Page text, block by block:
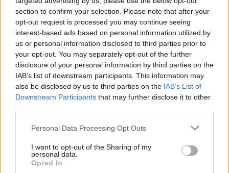
section to confirm your selection. Please note that after your
opt-out request is processed you may continue seeing
interest-based ads based on personal information utilized by
us or personal information disclosed to third parties prior to
your opt-out. You may separately opt-out of the further
disclosure of your personal information by third parties on the
IAB’s list of downstream participants. This information may
also be disclosed by us to third parties on the IAB’s List of
Downstream Participants that may further disclose it to other
Please note that this website/app uses one or more Google
not limited to your visit or usage behaviour. You may click to
grant or deny consent to Google and its third-party tags to
use your data for below specified purposes in below Google
Personal Data Processing Opt Outs
I want to opt-out of the Sharing of my
personal data.
Opted In
184
Καρυστιανού - Η επόμενη μέρα για την
«Ελπίδα για τη Δημοκρατία»
131 Canadair 515: Οι πρώτες εικόνες από την
κατασκευή του αεροσκάφους που θα
επιχειρεί και τη νύχτα στα μέτωπα της
φωτιάς
71 Βγήκαν ξανά τα μαχαίρια στην Ελπίδα
για τη Δημοκρατία: «Καρυστιανού,
Γρατσία και Γαλανός μετέτρεψαν το
κίνημα σε φοβικό αρχηγικό κόμμα»
τις φωτιές σε Αττική και Βοιωτία: «Από τα
χρόνων»
Απίστευτο κι όμως αληθινό -